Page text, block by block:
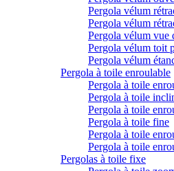
Pergola vélum
Pergola vélum
Pergola vélum vue
Pergola vélum toit
Pergola vélum
Pergola à toile enroulable
Pergola à toile
Pergola à toile
Pergola à toile
Pergola à toile fine
Pergola à toile
Pergola à toile
Pergolas à toile fixe